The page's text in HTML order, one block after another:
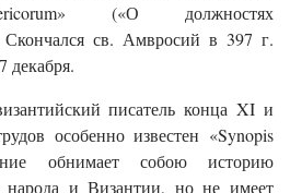
(«О должностях
Скончался св. Амвросий в 397 г.
декабря.
писатель конца XI и
особенно известен «Synopis
обнимает собою историю
народа и Византии, но не имеет